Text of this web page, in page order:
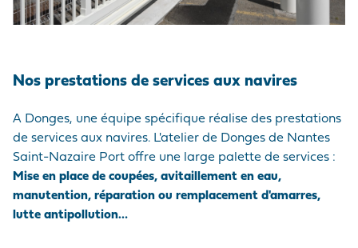
Nos prestations de services aux navires
A Donges, une équipe spécifique réalise des prestations
de services aux navires. L'atelier de Donges de Nantes
Saint-Nazaire Port offre une large palette de services :
Mise en place de coupées, avitaillement en eau,
manutention, réparation ou remplacement d'amarres,
lutte antipollution…